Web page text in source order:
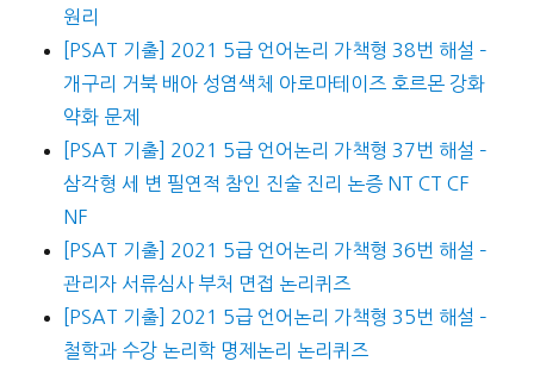
원리
[PSAT 기출] 2021 5급 언어논리 가책형 38번 해설 –
개구리 거북 배아 성염색체 아로마테이즈 호르몬 강화
약화 문제
[PSAT 기출] 2021 5급 언어논리 가책형 37번 해설 –
삼각형 세 변 필연적 참인 진술 진리 논증 NT CT CF
NF
[PSAT 기출] 2021 5급 언어논리 가책형 36번 해설 –
관리자 서류심사 부처 면접 논리퀴즈
[PSAT 기출] 2021 5급 언어논리 가책형 35번 해설 –
철학과 수강 논리학 명제논리 논리퀴즈